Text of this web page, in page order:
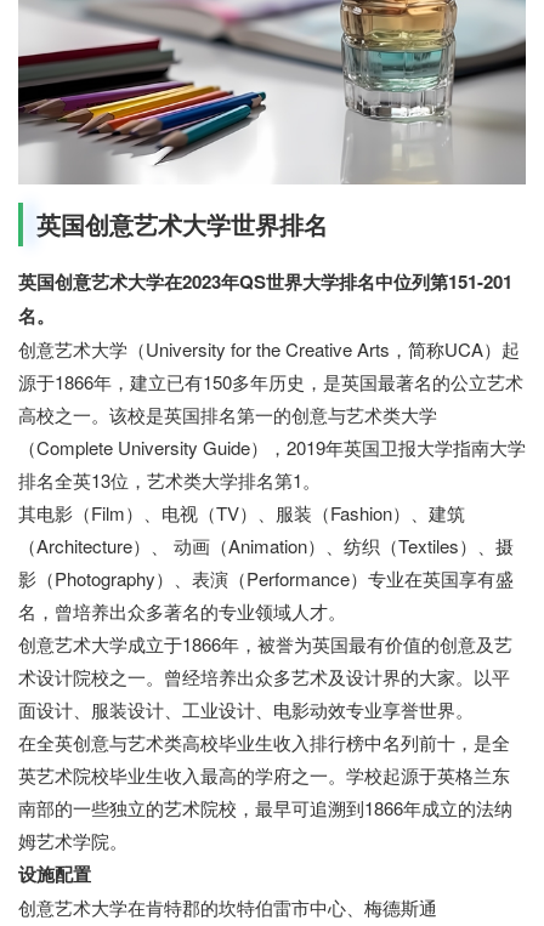
英国创意艺术大学世界排名
英国创意艺术大学在2023年QS世界大学排名中位列第151-201
名。
创意艺术大学（University for the Creative Arts，简称UCA）起
源于1866年，建立已有150多年历史，是英国最著名的公立艺术
高校之一。该校是英国排名第一的创意与艺术类大学
（Complete University Guide），2019年英国卫报大学指南大学
排名全英13位，艺术类大学排名第1。
其电影（Film）、电视（TV）、服装（Fashion）、建筑
（Architecture）、 动画（Animation）、纺织（Textiles）、摄
影（Photography）、表演（Performance）专业在英国享有盛
名，曾培养出众多著名的专业领域人才。
创意艺术大学成立于1866年，被誉为英国最有价值的创意及艺
术设计院校之一。曾经培养出众多艺术及设计界的大家。以平
面设计、服装设计、工业设计、电影动效专业享誉世界。
在全英创意与艺术类高校毕业生收入排行榜中名列前十，是全
英艺术院校毕业生收入最高的学府之一。学校起源于英格兰东
南部的一些独立的艺术院校，最早可追溯到1866年成立的法纳
姆艺术学院。
设施配置
创意艺术大学在肯特郡的坎特伯雷市中心、梅德斯通